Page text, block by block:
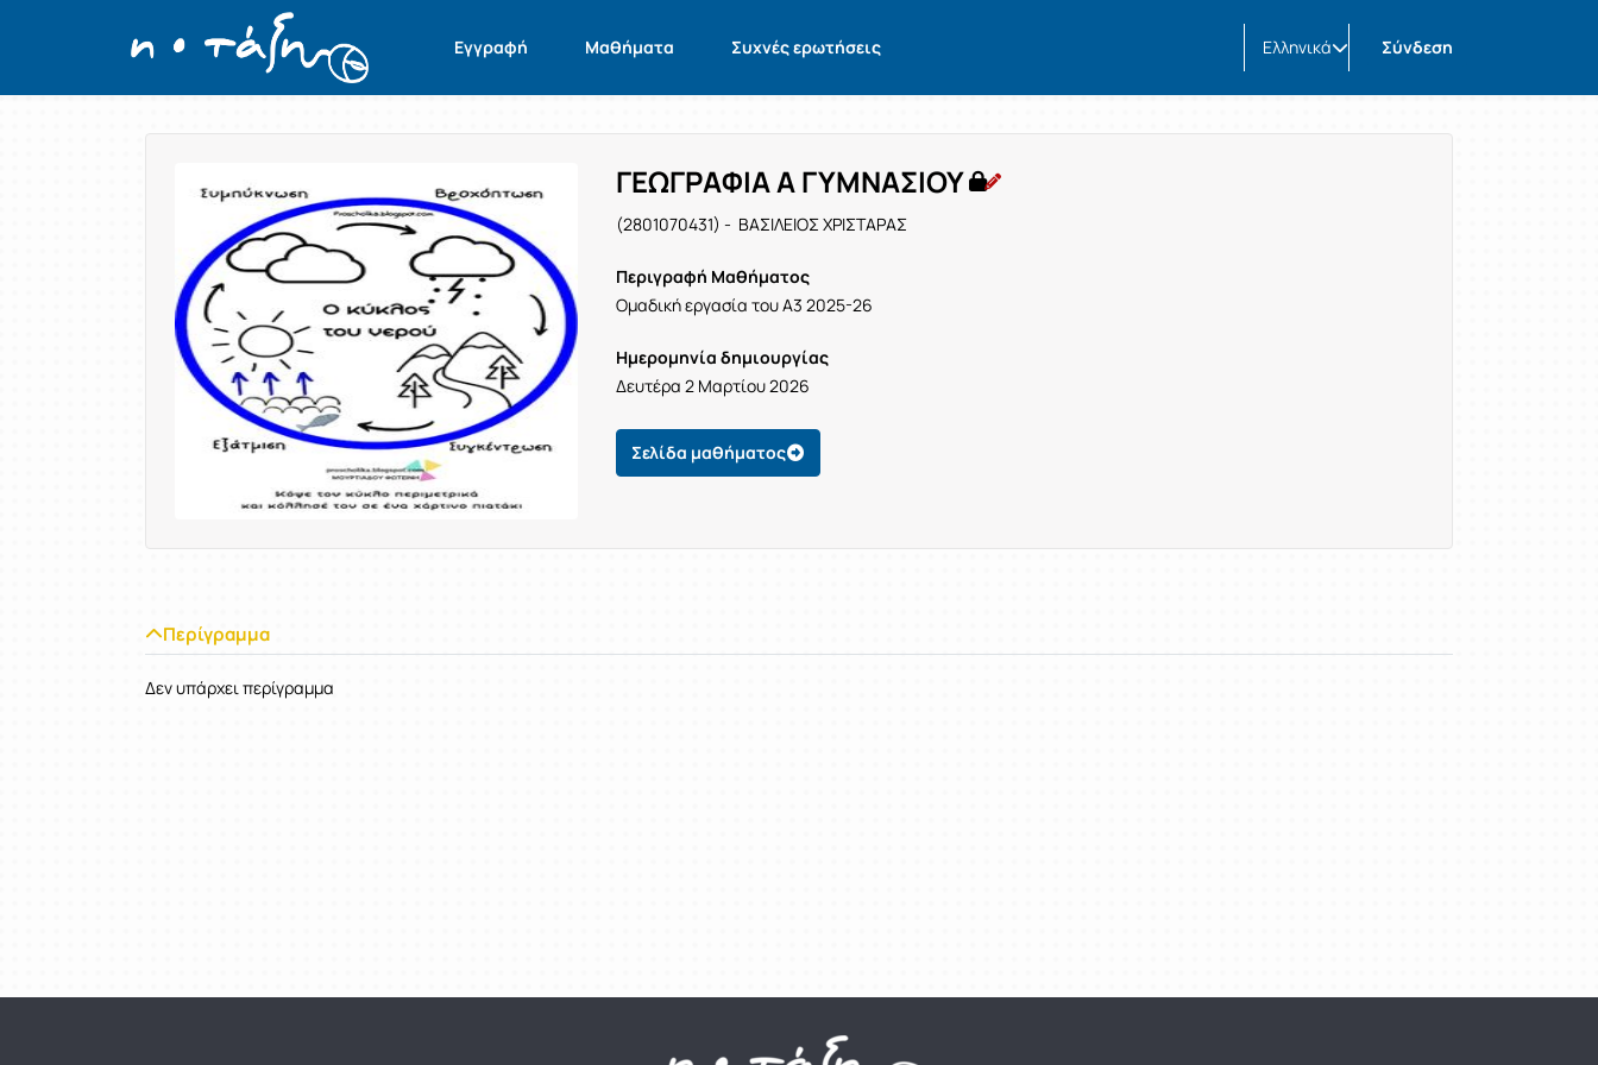
Εγγραφή Μαθήματα Συχνές ερωτήσεις Ελληνικά Σύνδεση
Παρουσίαση/Προβολή
ΓΕΩΓΡΑΦΙΑ Α ΓΥΜΝΑΣΙΟΥ
(2801070431) - ΒΑΣΙΛΕΙΟΣ ΧΡΙΣΤΑΡΑΣ
Περιγραφή Μαθήματος
Ομαδική εργασία του Α3 2025-26
Ημερομηνία δημιουργίας
Δευτέρα 2 Μαρτίου 2026
Σελίδα μαθήματος
Περίγραμμα
Δεν υπάρχει περίγραμμα